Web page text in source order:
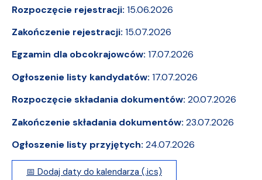
Rozpoczęcie rejestracji: 15.06.2026
Zakończenie rejestracji: 15.07.2026
Egzamin dla obcokrajowców: 17.07.2026
Ogłoszenie listy kandydatów: 17.07.2026
Rozpoczęcie składania dokumentów: 20.07.2026
Zakończenie składania dokumentów: 23.07.2026
Ogłoszenie listy przyjętych: 24.07.2026
📅 Dodaj daty do kalendarza (.ics)